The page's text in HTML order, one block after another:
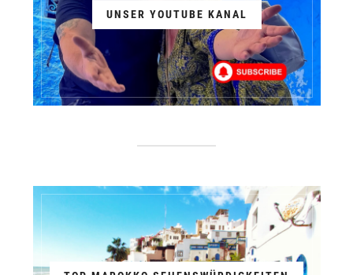
UNSER YOUTUBE KANAL